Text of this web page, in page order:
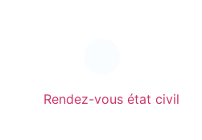
Rendez-vous état civil